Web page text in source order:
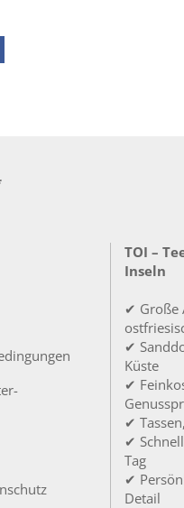
TOI –
Inseln
✔ Große
✔
Küste
✔
✔
✔
Tag
✔
Detail